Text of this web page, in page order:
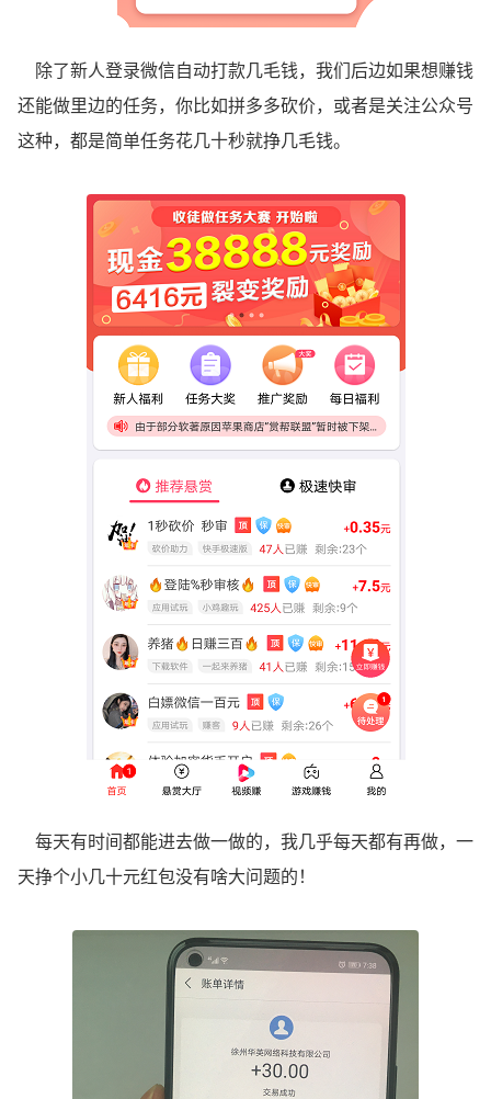
除了新人登录微信自动打款几毛钱，我们后边如果想赚钱
还能做里边的任务，你比如拼多多砍价，或者是关注公众号
这种，都是简单任务花几十秒就挣几毛钱。
每天有时间都能进去做一做的，我几乎每天都有再做，一
天挣个小几十元红包没有啥大问题的！